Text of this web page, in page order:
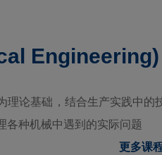
Engineering)
理论基础，结合生产实践中的
各种机械中遇到的实际问题
更多课